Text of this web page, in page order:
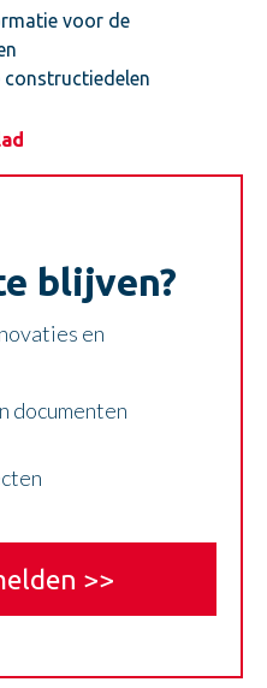
voor de
blijven?
en
documenten
>>